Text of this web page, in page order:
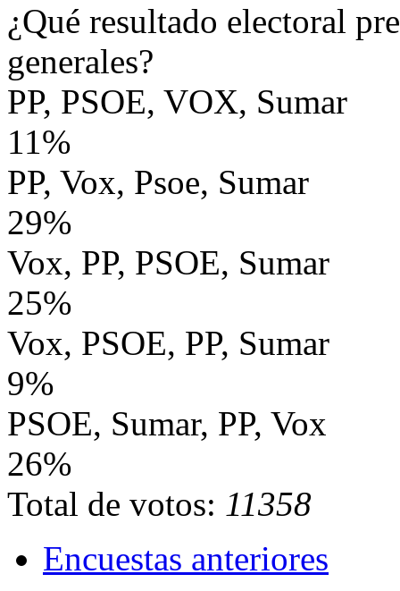
¿Qué resultado electoral
generales?
PP, PSOE, VOX, Sumar
11%
PP, Vox, Psoe, Sumar
29%
Vox, PP, PSOE, Sumar
25%
Vox, PSOE, PP, Sumar
9%
PSOE, Sumar, PP, Vox
26%
Total de votos: 11358
Encuestas anteriores